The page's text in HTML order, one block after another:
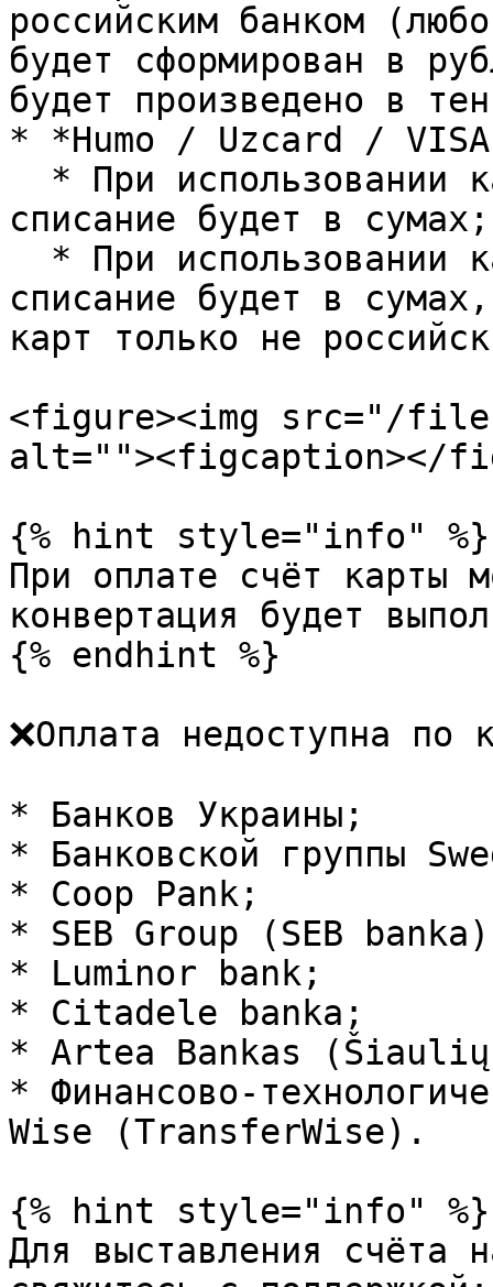
российским банком
будет сформирован в
будет произведено в
* *Humo / Uzcard /
списание будет в сумах;
списание будет в
карт только не
<figure><img src="/
alt=""><figcaption></
{% hint style="info" %}
При оплате счёт карты
конвертация будет
{% endhint %}
❌Оплата недоступна по
* Банков Украины;
* Банковской группы
* Coop Pank;
* SEB Group (SEB
* Luminor bank;
* Citadele banka;
* Artea Bankas
* Финансово-
Wise (TransferWise).
{% hint style="info" %}
Для выставления счёта